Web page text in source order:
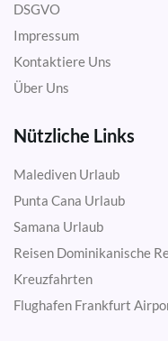
DSGVO
Impressum
Kontaktiere Uns
Über Uns
Nützliche Links
Malediven Urlaub
Punta Cana Urlaub
Samana Urlaub
Reisen Dominikanische
Kreuzfahrten
Flughafen Frankfurt